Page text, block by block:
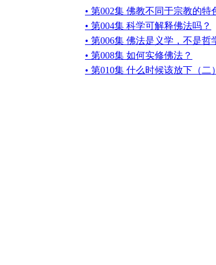
• 第002集 佛教不同于宗教的特
• 第004集 科学可解释佛法吗？
• 第006集 佛法是义学，不是哲
• 第008集 如何实修佛法？
• 第010集 什么时候该放下（二）